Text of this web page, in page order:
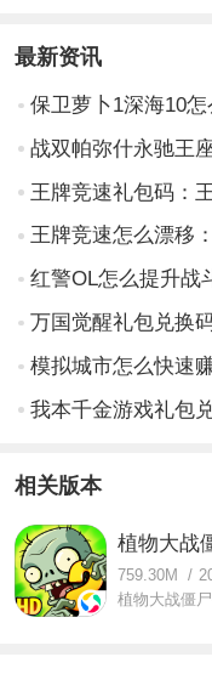
最新资讯
保卫萝卜1深海10
王牌竞速礼包码：
王牌竞速怎么漂移
红警OL怎么提升战
万国觉醒礼包兑换
模拟城市怎么快速
我本千金游戏礼包
相关版本
植物大战
759.30M /